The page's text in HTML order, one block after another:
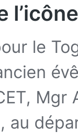
le
Mgr
au